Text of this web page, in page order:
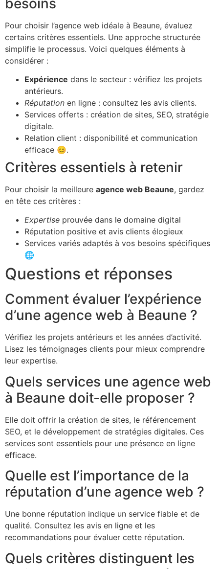
Pour choisir l’agence web idéale à Beaune, évaluez
certains critères essentiels. Une approche structurée
simplifie le processus. Voici quelques éléments à
considérer :
Expérience dans le secteur : vérifiez les projets
antérieurs.
Réputation en ligne : consultez les avis clients.
Services offerts : création de sites, SEO, stratégie
digitale.
Relation client : disponibilité et communication
efficace 😊.
Critères essentiels à retenir
Pour choisir la meilleure agence web Beaune, gardez
en tête ces critères :
Expertise prouvée dans le domaine digital
Réputation positive et avis clients élogieux
Services variés adaptés à vos besoins spécifiques
🌐
Questions et réponses
Comment évaluer l’expérience
d’une agence web à Beaune ?
Vérifiez les projets antérieurs et les années d’activité.
Lisez les témoignages clients pour mieux comprendre
leur expertise.
Quels services une agence web
à Beaune doit-elle proposer ?
Elle doit offrir la création de sites, le référencement
SEO, et le développement de stratégies digitales. Ces
services sont essentiels pour une présence en ligne
efficace.
Quelle est l’importance de la
réputation d’une agence web ?
Une bonne réputation indique un service fiable et de
qualité. Consultez les avis en ligne et les
recommandations pour évaluer cette réputation.
Quels critères distinguent les